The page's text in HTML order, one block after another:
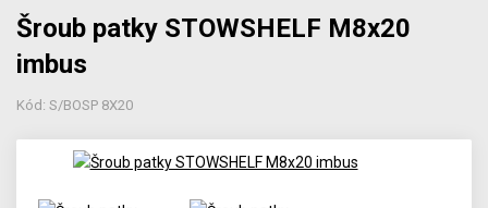
Šroub patky STOWSHELF M8x20
imbus
Kód: S/BOSP 8X20